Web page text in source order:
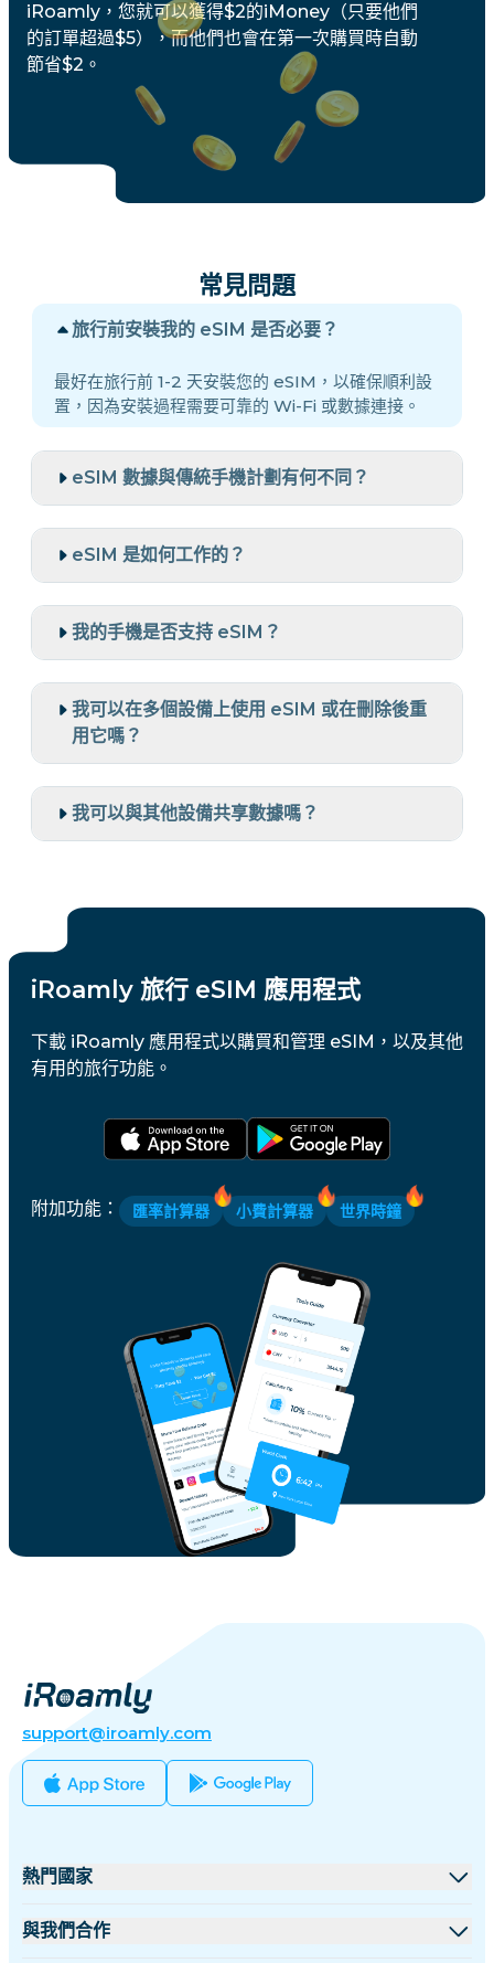
iRoamly，您就可以獲得$2的iMoney（只要他們
的訂單超過$5），而他們也會在第一次購買時自動
節省$2。
常見問題
旅行前安裝我的 eSIM 是否必要？
最好在旅行前 1-2 天安裝您的 eSIM，以確保順利設
置，因為安裝過程需要可靠的 Wi-Fi 或數據連接。
eSIM 數據與傳統手機計劃有何不同？
eSIM 是如何工作的？
我的手機是否支持 eSIM？
我可以在多個設備上使用 eSIM 或在刪除後重
用它嗎？
我可以與其他設備共享數據嗎？
iRoamly 旅行 eSIM 應用程式
下載 iRoamly 應用程式以購買和管理 eSIM，以及其他
有用的旅行功能。
附加功能 ： 匯率計算器 小費計算器 世界時鐘
support@iroamly.com
熱門國家
美國
與我們合作